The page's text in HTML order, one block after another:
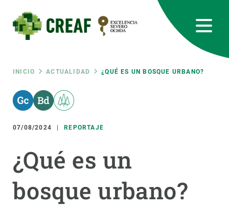
contenido
principal
Ruta
de
navegación
INICIO ACTUALIDAD ¿QUÉ ES UN BOSQUE URBANO?
07/08/2024 REPORTAJE
¿Qué es un
bosque urbano?
RRSS
Featured
responsive
INTRANET
Responsive
menu
SOBRE NOSOTROS
INVESTIGACIÓN
CIENCIA EN ACCIÓN